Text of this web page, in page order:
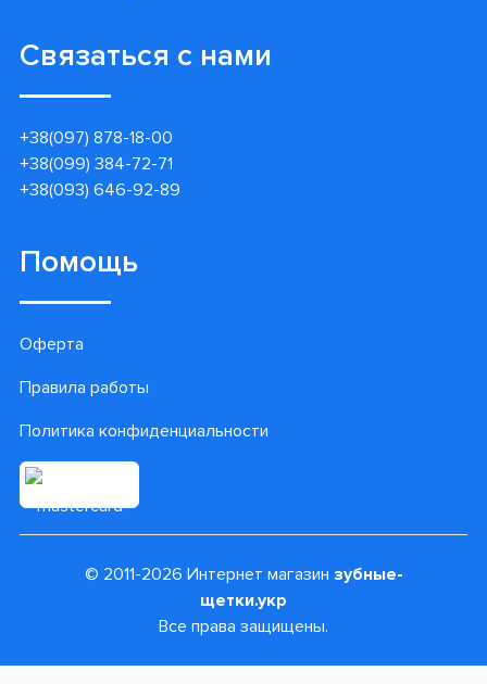
Связаться с нами
+38(097) 878-18-00
+38(099) 384-72-71
+38(093) 646-92-89
Помощь
Оферта
Правила работы
Политика конфиденциальности
© 2011-2026 Интернет магазин зубные-
щетки.укр
Все права защищены.